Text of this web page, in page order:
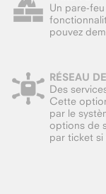
Un pare-
pouvez
RÉSEAU
Des
Cette
par le
options de
par ticket si